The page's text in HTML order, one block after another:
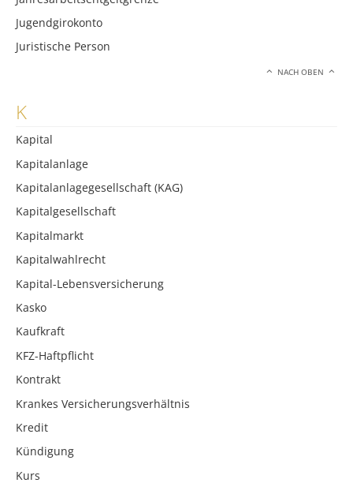
Jugendgirokonto
Juristische Person
NACH OBEN
K
Kapital
Kapitalanlage
Kapitalanlagegesellschaft (KAG)
Kapitalgesellschaft
Kapitalmarkt
Kapitalwahlrecht
Kapital-Lebensversicherung
Kasko
Kaufkraft
KFZ-Haftpflicht
Kontrakt
Krankes Versicherungsverhältnis
Kredit
Kündigung
Kurs